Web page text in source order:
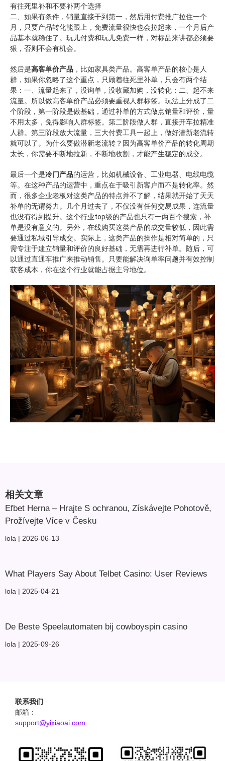
有往死里补和不要补两个选择
二、如果有条件，销量直接干到第一，然后用付费推广拉住一个
月，只要产品转化能跟上，免费流量很快也会拉起来，一个月后产
品基本就稳住了。玩儿付费和玩儿免费一样，对标品来讲都必须要
狠，否则不会有机会。
然后是高客单价产品 ，比如家具类产品。高客单产品的核心是人
群，如果你忽略了这个重点，只顾着往死里补单，只会有两个结
果：一、流量起来了，没询单，没收藏加购，没转化；二、起不来
流量。所以做高客单价产品必须要重视人群标签。玩法上分成了二
个阶段，第一阶段是做基础，通过补单的方式做点销量和评价，量
不用太多，免得影响人群标签。第二阶段做人群，直接开车拉精准
人群。第三阶段放大流量，三大付费工具一起上，做好潜新老流转
就可以了。为什么要做潜新老流转？因为高客单价产品的转化周期
太长，你需要不断地拉新，不断地收割，才能产生稳定的成交。
最后一个是冷门产品的运营，比如机械设备、工业电器、电线电缆
等。在这种产品的运营中，重点在于吸引新客户而不是转化率。然
而，很多企业老板对这类产品的特点并不了解，结果就开始了天天
补单的无谓努力。几个月过去了，不仅没有任何交易成果，连流量
也没有得到提升。这个行业top级的产品也只有一两百个搜索，补
单是没有意义的。另外，在线购买这类产品的成交量较低，因此需
要通过私域引导成交。实际上，这类产品的操作是相对简单的，只
需专注于建立销量和评价的良好基础，无需再进行补单。随后，可
以通过直通车推广来推动销售。只要能解决询单率问题并有效控制
获客成本，你在这个行业就能占据主导地位。
相关文章
Efbet Herna – Hrajte S ochranou, Získávejte Pohotově,
Prožívejte Více v Česku
lola 2026-06-13
What Players Say About Telbet Casino: User Reviews
lola 2025-04-21
De Beste Speelautomaten bij cowboyspin casino
lola 2025-09-26
联系我们
邮箱：
support@yixiaoai.com